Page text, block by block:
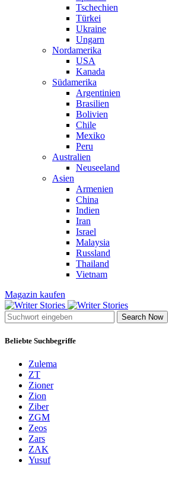
Tschechien
Türkei
Ukraine
Ungarn
Nordamerika
USA
Kanada
Südamerika
Argentinien
Brasilien
Bolivien
Chile
Mexiko
Peru
Australien
Neuseeland
Asien
Armenien
China
Indien
Iran
Israel
Malaysia
Russland
Thailand
Vietnam
Magazin kaufen
Search Now
Beliebte Suchbegriffe
Zulema
ZT
Zioner
Zion
Ziber
ZGM
Zeos
Zars
ZAK
Yusuf